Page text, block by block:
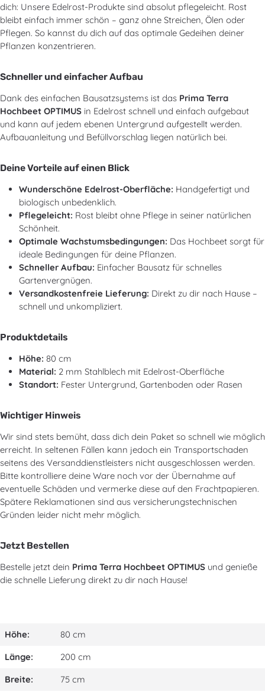
dich: Unsere Edelrost-Produkte sind absolut pflegeleicht. Rost
bleibt einfach immer schön – ganz ohne Streichen, Ölen oder
Pflegen. So kannst du dich auf das optimale Gedeihen deiner
Pflanzen konzentrieren.
Schneller und einfacher Aufbau
Dank des einfachen Bausatzsystems ist das Prima Terra
Hochbeet OPTIMUS in Edelrost schnell und einfach aufgebaut
und kann auf jedem ebenen Untergrund aufgestellt werden.
Aufbauanleitung und Befüllvorschlag liegen natürlich bei.
Deine Vorteile auf einen Blick
Wunderschöne Edelrost-Oberfläche: Handgefertigt und
biologisch unbedenklich.
Pflegeleicht: Rost bleibt ohne Pflege in seiner natürlichen
Schönheit.
Optimale Wachstumsbedingungen: Das Hochbeet sorgt für
ideale Bedingungen für deine Pflanzen.
Schneller Aufbau: Einfacher Bausatz für schnelles
Gartenvergnügen.
Versandkostenfreie Lieferung: Direkt zu dir nach Hause –
schnell und unkompliziert.
Produktdetails
Höhe: 80 cm
Material: 2 mm Stahlblech mit Edelrost-Oberfläche
Standort: Fester Untergrund, Gartenboden oder Rasen
Wichtiger Hinweis
Wir sind stets bemüht, dass dich dein Paket so schnell wie möglich
erreicht. In seltenen Fällen kann jedoch ein Transportschaden
seitens des Versanddienstleisters nicht ausgeschlossen werden.
Bitte kontrolliere deine Ware noch vor der Übernahme auf
eventuelle Schäden und vermerke diese auf den Frachtpapieren.
Spätere Reklamationen sind aus versicherungstechnischen
Gründen leider nicht mehr möglich.
Jetzt Bestellen
Bestelle jetzt dein Prima Terra Hochbeet OPTIMUS und genieße
die schnelle Lieferung direkt zu dir nach Hause!
Höhe:
80 cm
Länge:
200 cm
Breite:
75 cm